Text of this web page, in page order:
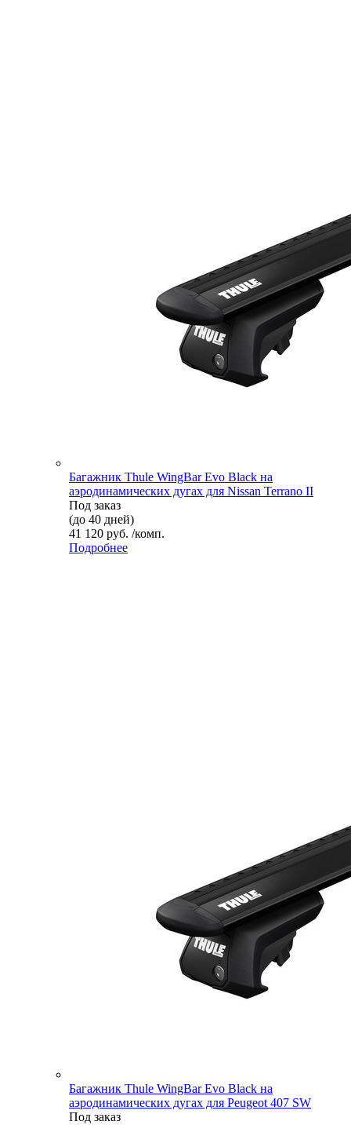
Багажник Thule WingBar Evo Black на
аэродинамических дугах для Nissan Terrano II
Под заказ
(до 40 дней)
41 120 руб. /комп.
Подробнее
Багажник Thule WingBar Evo Black на
аэродинамических дугах для Peugeot 407 SW
Под заказ